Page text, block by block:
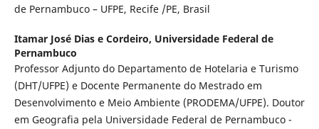
de Pernambuco – UFPE, Recife /PE, Brasil
Itamar José Dias e Cordeiro, Universidade Federal de
Pernambuco
Professor Adjunto do Departamento de Hotelaria e Turismo
(DHT/UFPE) e Docente Permanente do Mestrado em
Desenvolvimento e Meio Ambiente (PRODEMA/UFPE). Doutor
em Geografia pela Universidade Federal de Pernambuco -